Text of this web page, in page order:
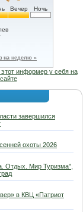
Вечер Ночь
на неделю »
информер у себя на
сайте
завершился
охоты 2026
Отдых. Мир Туризма",
в КВЦ «Патриот